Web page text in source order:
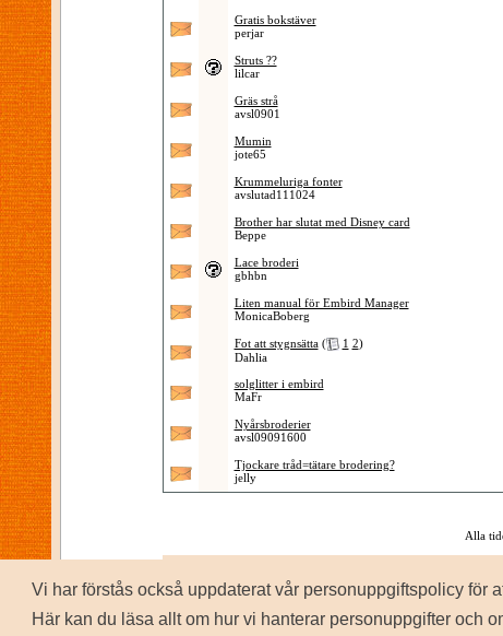
Vi har förstås också uppdaterat vår personuppgiftspolicy för
Här kan du läsa allt om hur vi hanterar personuppgifter och
Gratis bokstäver
perjar
Struts ??
lilcar
Gräs strå
avsl0901
Mumin
jote65
Krummeluriga fonter
avslutad111024
Brother har slutat med Disney card
Beppe
Lace broderi
gbhbn
Liten manual för Embird Manager
MonicaBoberg
Fot att stygnsätta ( 1 2)
Dahlia
solglitter i embird
MaFr
Nyårsbroderier
avsl09091600
Tjockare tråd=tätare brodering?
jelly
Alla